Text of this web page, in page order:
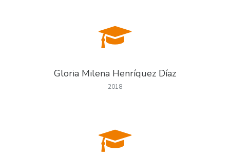
Gloria Milena Henríquez Díaz
2018